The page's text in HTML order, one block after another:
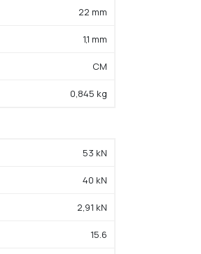
22 mm
1,1 mm
CM
0,845 kg
53 kN
40 kN
2,91 kN
15.6